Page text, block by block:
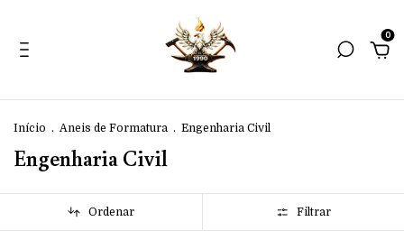
0
Início . Aneis de Formatura . Engenharia Civil
Engenharia Civil
Ordenar Filtrar